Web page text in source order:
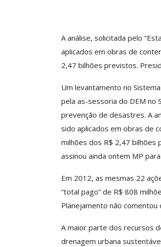
A análise, solicitada pelo
aplicados em obras de
2,47 bilhões previstos.
Um levantamento no
pela as-sessoria do DEM no
prevenção de desastres. A
sido aplicados em obras de
milhões dos R$ 2,47 bilhões
assinou ainda ontem MP
Em 2012, as mesmas 22
“total pago” de R$ 808
Planejamento não comentou
A maior parte dos recursos
drenagem urbana